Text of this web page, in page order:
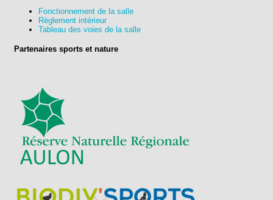
Fonctionnement de la salle
Règlement intérieur
Tableau des voies de la salle
Partenaires sports et nature